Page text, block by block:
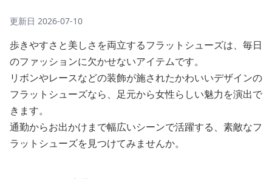
更新日 2026-07-10
歩きやすさと美しさを両立するフラットシューズは、毎日
のファッションに欠かせないアイテムです。
リボンやレースなどの装飾が施されたかわいいデザインの
フラットシューズなら、足元から女性らしい魅力を演出で
きます。
通勤からお出かけまで幅広いシーンで活躍する、素敵なフ
ラットシューズを見つけてみませんか。